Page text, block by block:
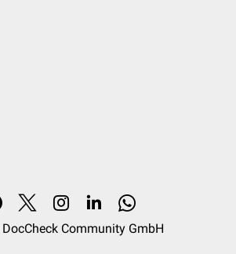
DocCheck Community GmbH